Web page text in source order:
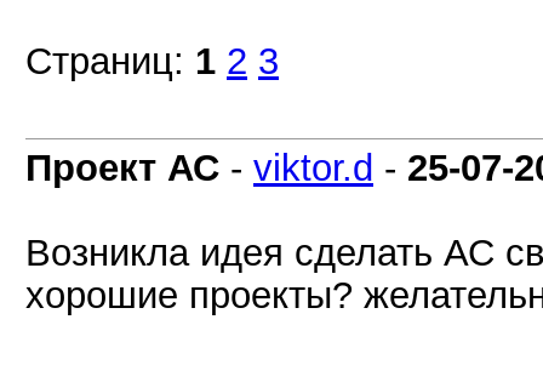
Страниц: 1 2 3
Проект АС - viktor.d - 25-07-
Возникла идея сделать АС
хорошие проекты?